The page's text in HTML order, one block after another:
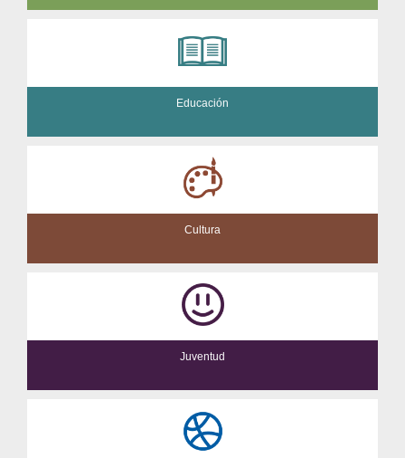
Educación
Cultura
Juventud